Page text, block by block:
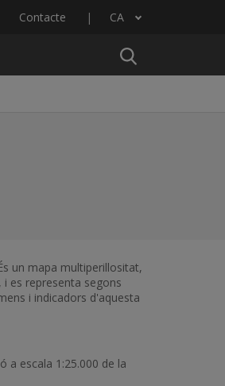
Contacte CA
Llista les accions addicionals
un mapa multiperillositat,
es representa segons
i indicadors d'aquesta
a escala 1:25.000 de la